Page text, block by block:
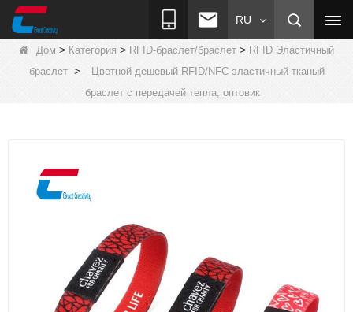
RU
Дом > Категория > RFID-браслет/браслет > RFID Эластичный
браслет>
Цветной дешевый RFID/NFC эластичный тканый
браслет с передачей тепла, оптовик